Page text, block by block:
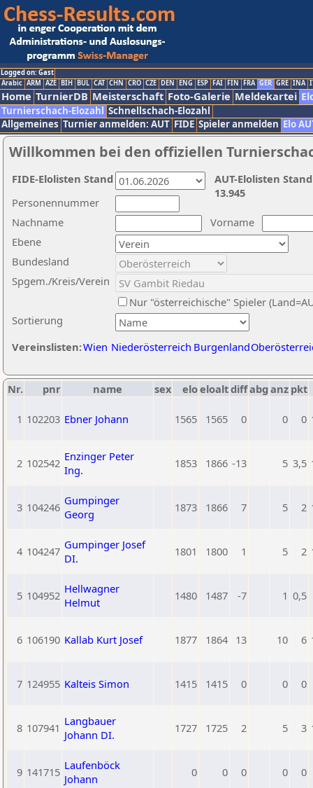
Logged on: Gast
Arabic ARM AZE BIH BUL CAT CHN CRO CZE DEN ENG ESP FAI FIN FRA GER GRE INA
Home TurnierDB Meisterschaft Foto-Galerie Meldekartei
Turnierschach-Elozahl Schnellschach-Elozahl
Allgemeines Turnier anmelden: AUT FIDE Spieler anmelden Elo
Willkommen bei den offiziellen
Nachname
Vorname
Ebene
Sortierung
Personennummer
Bundesland
Spgem./Kreis/Verein
Nur "österreichische" Spieler
Vereinslisten:Wien Niederösterreich Burgenland
AUT-Elolisten
13.945
FIDE-Elolisten Stand
Nr. pnr name sex eloeloaltdiffabg anz pkt
1 102203 Ebner Johann 1565 1565 0 0 0
2 102542 Enzinger Peter
Ing.
1853 1866 -13 5 3,5
3 104246 Gumpinger
Georg
1873 1866 7 5 2
4 104247 Gumpinger Josef
DI.
1801 1800 1 5 2
5 104952 Hellwagner
Helmut
1480 1487 -7 1 0,5
6 106190 Kallab Kurt Josef 1877 1864 13 10 6
7 124955 Kalteis Simon 1415 1415 0 0 0
8 107941 Langbauer
Johann DI.
1727 1725 2 5 3
9 141715 Laufenböck
Johann
0 0 0 0 0